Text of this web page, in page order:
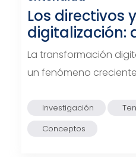
Los directivos
digitalización:
La transformación
un fenómeno
Investigación
Conceptos